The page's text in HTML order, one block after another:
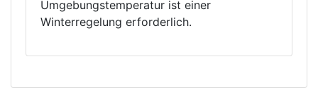
Umgebungstemperatur ist einer
Winterregelung erforderlich.